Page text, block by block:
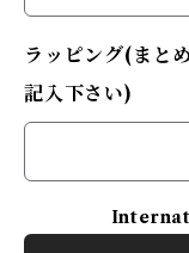
ラッピング(まと
記入下さい)